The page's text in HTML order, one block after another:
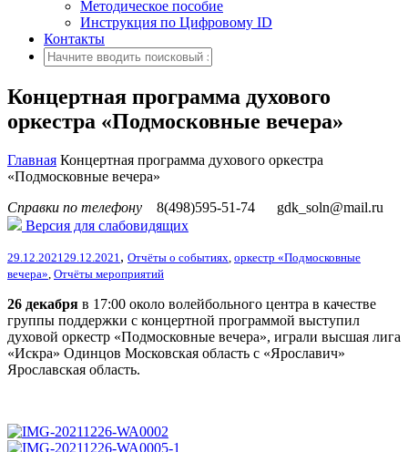
Методическое пособие
Инструкция по Цифровому ID
Контакты
Концертная программа духового
оркестра «Подмосковные вечера»
Главная Концертная программа духового оркестра
«Подмосковные вечера»
Справки по телефону
8(498)595-51-74
gdk_soln@mail.ru
Версия для слабовидящих
29.12.2021 29.12.2021 , Отчёты о событиях оркестр «Подмосковные
вечера» Отчёты мероприятий
26 декабря в 17:00 около волейбольного центра в качестве
группы поддержки с концертной программой выступил
духовой оркестр «Подмосковные вечера», играли высшая лига
«Искра» Одинцов Московская область с «Ярославич»
Ярославская область.